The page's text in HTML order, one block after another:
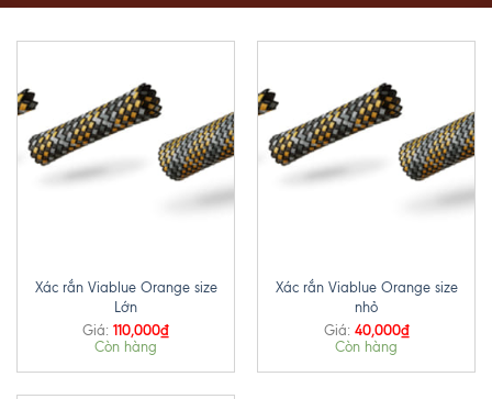
Xác rắn Viablue Orange size
Lớn
Giá: 110,000₫
Còn hàng
Xác rắn Viablue Orange size
nhỏ
Giá: 40,000₫
Còn hàng